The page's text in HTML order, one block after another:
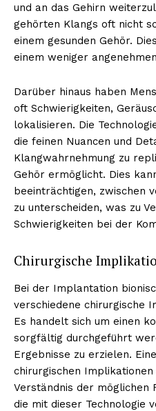
und an das Gehirn
gehörten Klangs oft nicht
einem gesunden Gehör.
einem weniger
Darüber hinaus haben
oft Schwierigkeiten,
lokalisieren. Die
die feinen Nuancen und
Klangwahrnehmung zu
Gehör ermöglicht. Dies
beeinträchtigen, zwischen
zu unterscheiden, was zu
Schwierigkeiten bei der
Chirurgische
Bei der Implantation
verschiedene chirurgische
Es handelt sich um einen
sorgfältig durchgeführt
Ergebnisse zu erzielen.
chirurgischen
Verständnis der möglichen
die mit dieser Technologie